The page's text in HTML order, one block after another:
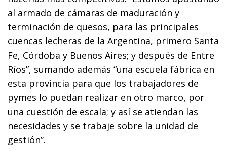
al armado de cámaras de maduración y
terminación de quesos, para las principales
cuencas lecheras de la Argentina, primero Santa
Fe, Córdoba y Buenos Aires; y después de Entre
Ríos”, sumando además “una escuela fábrica en
esta provincia para que los trabajadores de
pymes lo puedan realizar en otro marco, por
una cuestión de escala; y así se atiendan las
necesidades y se trabaje sobre la unidad de
gestión”.